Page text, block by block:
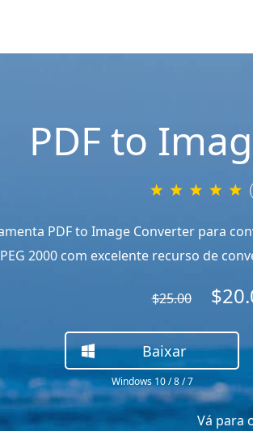
PDF to
PDF to Image Converter para
2000 com excelente recurso de
$25.00
Baixar
Windows 10 / 8 / 7
Vá para